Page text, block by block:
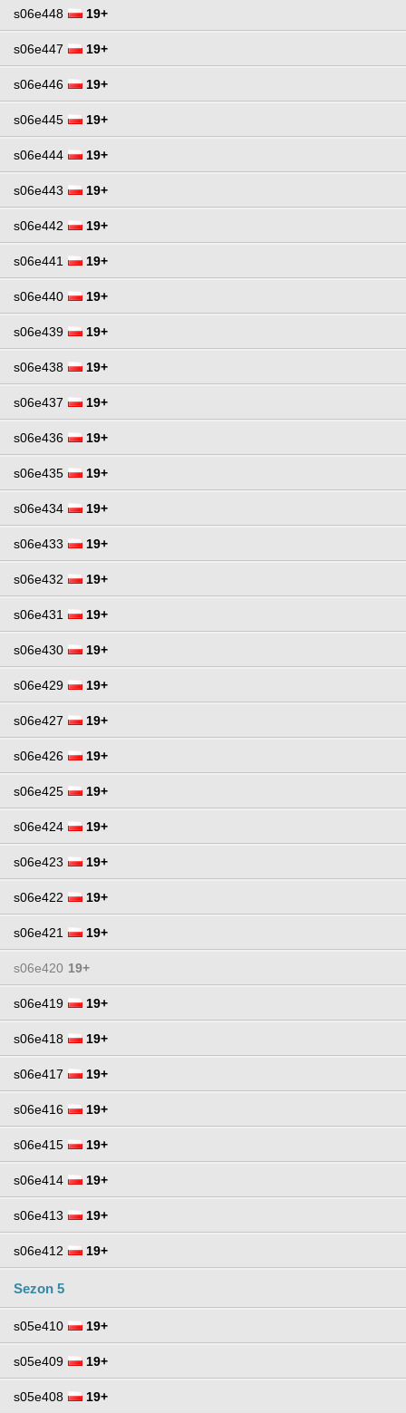
s06e448 19+
s06e447 19+
s06e446 19+
s06e445 19+
s06e444 19+
s06e443 19+
s06e442 19+
s06e441 19+
s06e440 19+
s06e439 19+
s06e438 19+
s06e437 19+
s06e436 19+
s06e435 19+
s06e434 19+
s06e433 19+
s06e432 19+
s06e431 19+
s06e430 19+
s06e429 19+
s06e427 19+
s06e426 19+
s06e425 19+
s06e424 19+
s06e423 19+
s06e422 19+
s06e421 19+
s06e420 19+
s06e419 19+
s06e418 19+
s06e417 19+
s06e416 19+
s06e415 19+
s06e414 19+
s06e413 19+
s06e412 19+
Sezon 5
s05e410 19+
s05e409 19+
s05e408 19+